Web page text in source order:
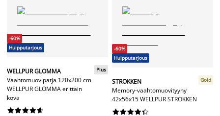
-60%
Huipputarjous
WELLPUR GLOMMA
Vaahtomuovipatja 120x200 cm
WELLPUR GLOMMA erittäin
kova
Plus






-60%
Huipputarjous
STROKKEN
Memory-vaahtomuovityyny
42x56x15 WELLPUR STROKKEN
Gold





